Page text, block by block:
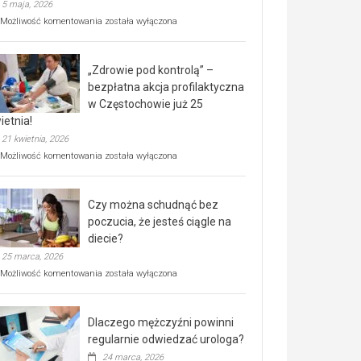
5 maja, 2026
Możliwość komentowania Rusza
rehabilitacji
dla
seniorów!
została wyłączona
„Zdrowie pod kontrolą” –
bezpłatna akcja profilaktyczna
w Częstochowie już 25
21 kwietnia, 2026
Możliwość komentowania „Zdrowie
bezpłatna
akcja
profilaktyczna
w
już
kwietnia!
została wyłączona
Czy można schudnąć bez
poczucia, że jesteś ciągle na
diecie?
25 marca, 2026
Możliwość komentowania Czy
poczucia,
że
została wyłączona
Dlaczego mężczyźni powinni
regularnie odwiedzać urologa?
24 marca, 2026